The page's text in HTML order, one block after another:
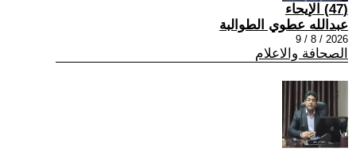
(47) الإيحاء
عبدالله عطوي الطوالبة
2026 / 8 / 9
الصحافة والاعلام